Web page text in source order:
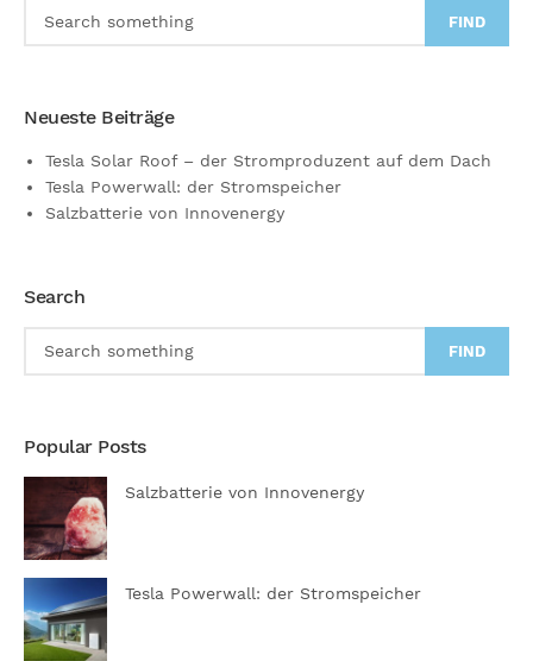
FIND
Neueste Beiträge
Tesla Solar Roof – der Stromproduzent auf dem Dach
Tesla Powerwall: der Stromspeicher
Salzbatterie von Innovenergy
Search
FIND
Popular Posts
Salzbatterie von Innovenergy
Tesla Powerwall: der Stromspeicher